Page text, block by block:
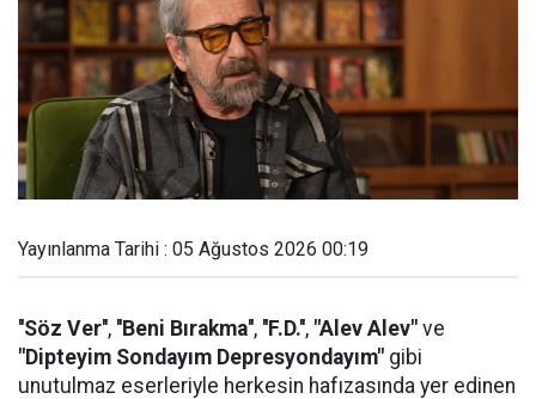
Yayınlanma Tarihi : 05 Ağustos 2026 00:19
''Söz Ver'', ''Beni Bırakma'', ''F.D.'', "Alev Alev" ve
"Dipteyim Sondayım Depresyondayım" gibi
unutulmaz eserleriyle herkesin hafızasında yer edinen